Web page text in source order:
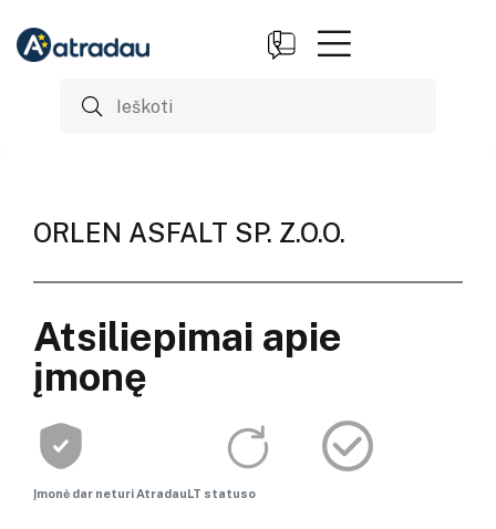
ORLEN ASFALT SP. Z.O.O.
Atsiliepimai apie
įmonę
Įmonė dar neturi AtradauLT statuso